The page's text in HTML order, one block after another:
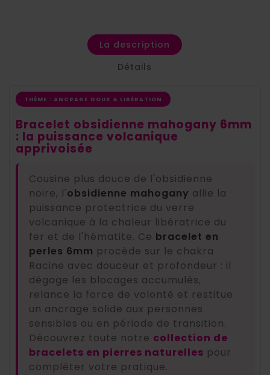
La description
Détails
THÈME : ANCRAGE DOUX & LIBÉRATION
Bracelet obsidienne mahogany 6mm
: la puissance volcanique
apprivoisée
Cousine plus douce de l'obsidienne
noire, l'obsidienne mahogany allie la
puissance protectrice du verre
volcanique à la chaleur libératrice du
fer et de l'hématite. Ce bracelet en
perles 6mm procède sur le chakra
Racine avec douceur et profondeur : il
dégage les blocages accumulés,
relance la force de volonté et restitue
un ancrage solide aux personnes
sensibles ou en période de transition.
Découvrez toute notre collection de
bracelets en pierres naturelles pour
compléter votre pratique.